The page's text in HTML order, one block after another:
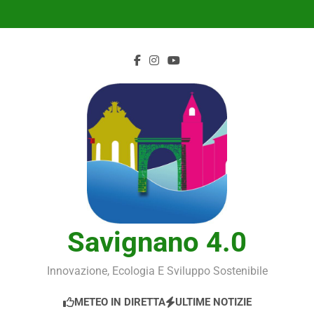
Savignano 4.0
Innovazione, Ecologia E Sviluppo Sostenibile
METEO IN DIRETTA ULTIME NOTIZIE